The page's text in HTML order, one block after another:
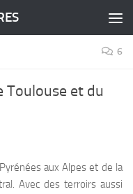
6
Toulouse et du
aux Alpes et de la
Avec des terroirs aussi